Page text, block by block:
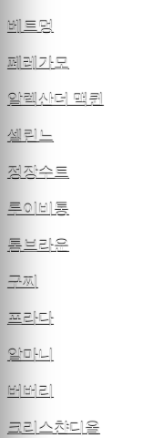
베트멍
페레가모
알렉산더 맥퀸
셀린느
정장수트
루이비통
톰브라운
구찌
프라다
알마니
버버리
크리스챤디올